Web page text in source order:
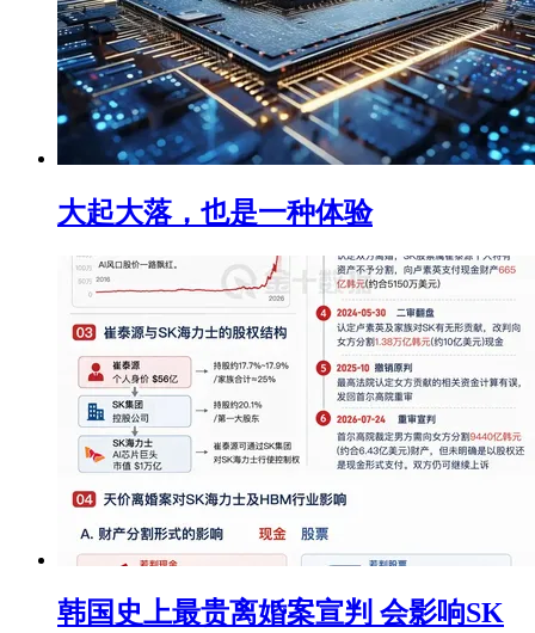
大起大落，也是一种体验
韩国史上最贵离婚案宣判 会影响SK